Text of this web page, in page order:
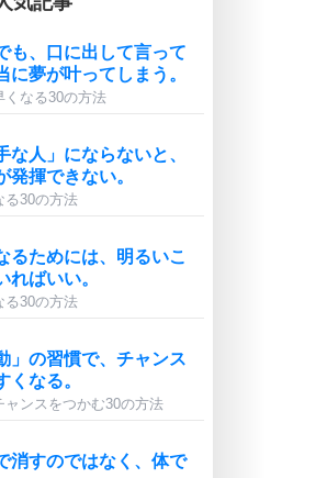
も、口に出して言って
に夢が叶ってしまう。
くなる30の方法
な人」にならないと、
発揮できない。
る30の方法
るためには、明るいこ
ればいい。
る30の方法
」の習慣で、チャンス
くなる。
ャンスをつかむ30の方法
消すのではなく、体で